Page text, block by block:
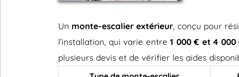
Un monte-escalier extérieur , conçu pour
l’installation, qui varie entre1 000 € et 4 000
plusieurs devis et de vérifier les aides